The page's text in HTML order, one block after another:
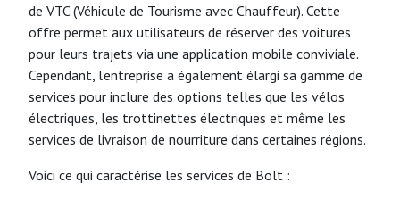
de VTC (Véhicule de Tourisme avec Chauffeur). Cette
offre permet aux utilisateurs de réserver des voitures
pour leurs trajets via une application mobile conviviale.
Cependant, l’entreprise a également élargi sa gamme de
services pour inclure des options telles que les vélos
électriques, les trottinettes électriques et même les
services de livraison de nourriture dans certaines régions.
Voici ce qui caractérise les services de Bolt :